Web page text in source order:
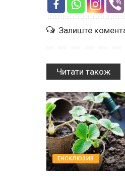
Залиште
Читати також
EКСКЛЮЗИВ